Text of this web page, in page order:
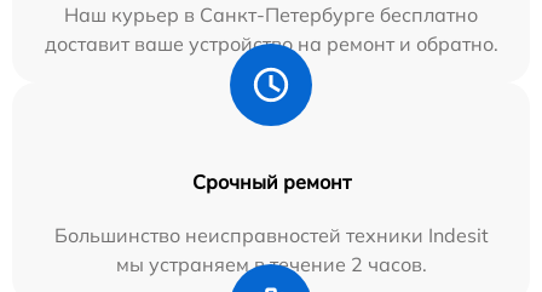
Наш курьер в Санкт-Петербурге бесплатно
доставит ваше устройство на ремонт и обратно.
Срочный ремонт
Большинство неисправностей техники Indesit
мы устраняем в течение 2 часов.